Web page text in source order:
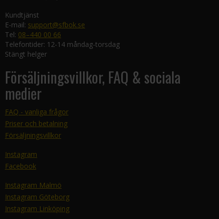
Kundtjänst
E-mail: support@sfbok.se
Tel: 08–440 00 66
Telefontider: 12-14 måndag-torsdag
Stängt helger
Försäljningsvillkor, FAQ & sociala
medier
FAQ - vanliga frågor
Priser och betalning
Försäljningsvillkor
Instagram
Facebook
Instagram Malmö
Instagram Göteborg
Instagram Linköping